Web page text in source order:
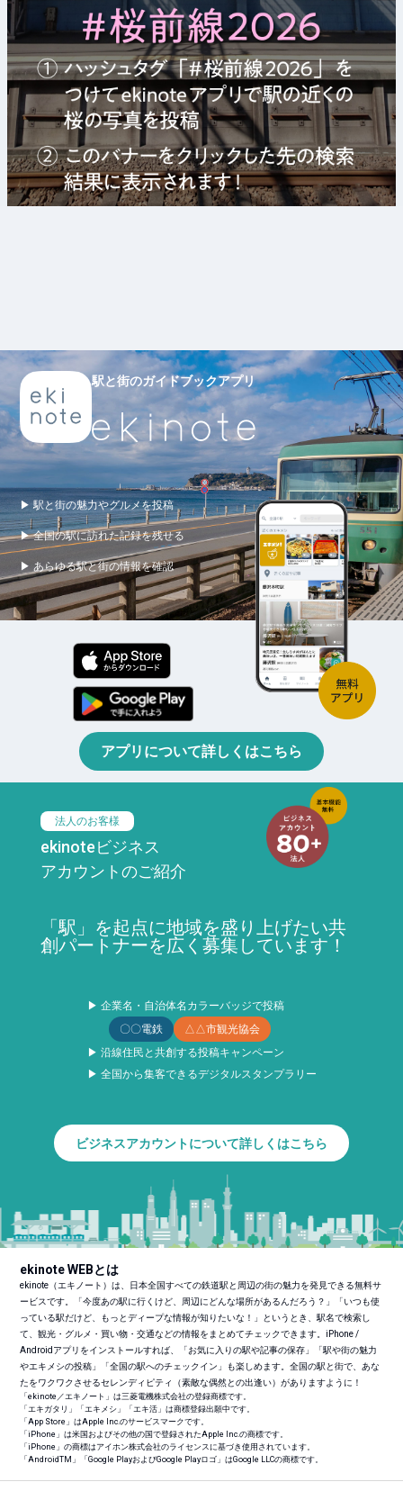
駅と街のガイドブックアプリ
▶ 駅と街の魅力やグルメを投稿
▶ 全国の駅に訪れた記録を残せる
▶ あらゆる駅と街の情報を確認
アプリについて詳しくはこちら
法人のお客様
ekinoteビジネス
アカウントのご紹介
「駅」を起点に地域を盛り上げたい共
創パートナーを広く募集しています！
▶ 企業名・自治体名カラーバッジで投稿
〇〇電鉄
△△市観光協会
▶ 沿線住民と共創する投稿キャンペーン
▶ 全国から集客できるデジタルスタンプラリー
ビジネスアカウントについて詳しくはこちら
ekinote WEBとは
ekinote（エキノート）は、日本全国すべての鉄道駅と周辺の街の魅力を発見できる無料サ
ービスです。「今度あの駅に行くけど、周辺にどんな場所があるんだろう？」「いつも使
っている駅だけど、もっとディープな情報が知りたいな！」というとき、駅名で検索し
て、観光・グルメ・買い物・交通などの情報をまとめてチェックできます。iPhone /
Androidアプリをインストールすれば、「お気に入りの駅や記事の保存」「駅や街の魅力
やエキメシの投稿」「全国の駅へのチェックイン」も楽しめます。全国の駅と街で、あな
たをワクワクさせるセレンディピティ（素敵な偶然との出逢い）がありますように！
「ekinote／エキノート」は三菱電機株式会社の登録商標です。
「エキガタリ」「エキメシ」「エキ活」は商標登録出願中です。
「App Store」はApple Inc.のサービスマークです。
「iPhone」は米国およびその他の国で登録されたApple Inc.の商標です。
「iPhone」の商標はアイホン株式会社のライセンスに基づき使用されています。
「AndroidTM 」「Google PlayおよびGoogle Playロゴ」はGoogle LLCの商標です。